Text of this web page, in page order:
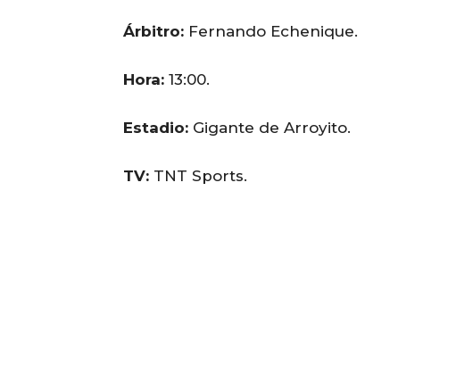
Árbitro: Fernando Echenique.
Hora: 13:00.
Estadio: Gigante de Arroyito.
TV: TNT Sports.